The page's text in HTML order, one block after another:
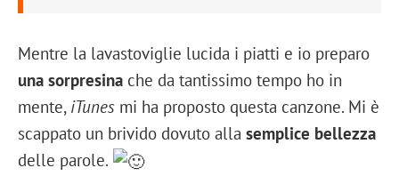
Mentre la lavastoviglie lucida i piatti e io preparo
una sorpresina che da tantissimo tempo ho in
mente, iTunes mi ha proposto questa canzone. Mi è
scappato un brivido dovuto alla semplice bellezza
delle parole.